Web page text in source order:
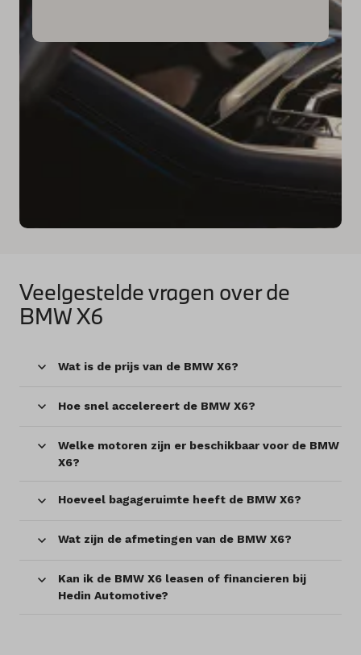
Veelgestelde vragen over de
BMW X6
Wat is de prijs van de BMW X6?
Hoe snel accelereert de BMW X6?
Welke motoren zijn er beschikbaar voor de BMW
X6?
Hoeveel bagageruimte heeft de BMW X6?
Wat zijn de afmetingen van de BMW X6?
Kan ik de BMW X6 leasen of financieren bij
Hedin Automotive?